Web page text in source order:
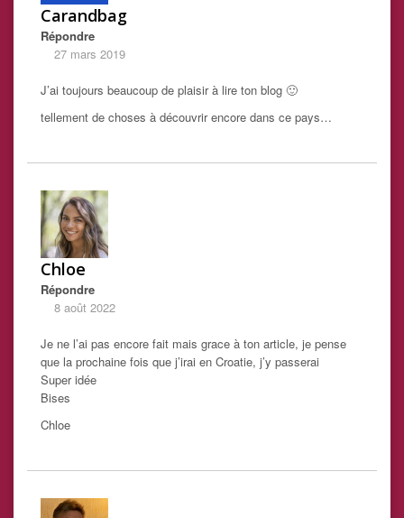
Carandbag
Répondre
27 mars 2019
J’ai toujours beaucoup de plaisir à lire ton blog 🙂
tellement de choses à découvrir encore dans ce pays…
Chloe
Répondre
8 août 2022
Je ne l’ai pas encore fait mais grace à ton article, je pense
que la prochaine fois que j’irai en Croatie, j’y passerai
Super idée
Bises
Chloe